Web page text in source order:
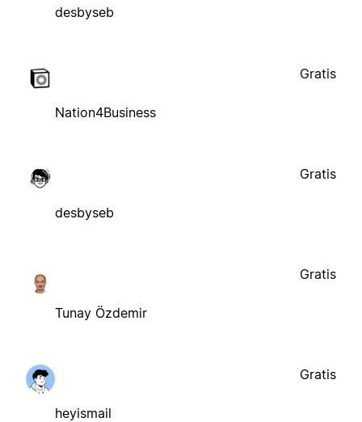
desbyseb
Nation4Business
Gratis
desbyseb
Gratis
Tunay Özdemir
Gratis
heyismail
Gratis